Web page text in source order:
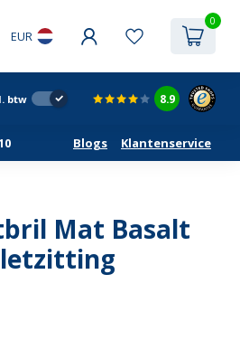
EUR
0
btw 8.9
Blogs Klantenservice
Mat Basalt